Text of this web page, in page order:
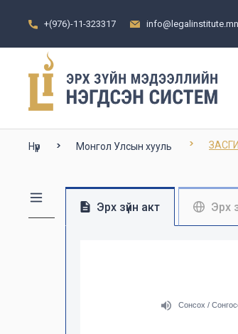
+(976)-11-323317 info@legalinstitute.mn
Нүүр Монгол Улсын хууль
Эрх зүйн акт Эрх
Сонсох /